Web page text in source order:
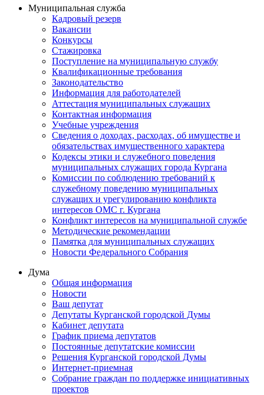
Муниципальная служба
Кадровый резерв
Вакансии
Конкурсы
Стажировка
Поступление на муниципальную службу
Квалификационные требования
Законодательство
Информация для работодателей
Аттестация муниципальных служащих
Контактная информация
Учебные учреждения
Сведения о доходах, расходах, об имуществе и
обязательствах имущественного характера
Кодексы этики и служебного поведения
муниципальных служащих города Кургана
Комиссии по соблюдению требований к
служебному поведению муниципальных
служащих и урегулированию конфликта
интересов ОМС г. Кургана
Конфликт интересов на муниципальной службе
Методические рекомендации
Памятка для муниципальных служащих
Новости Федерального Cобрания
Дума
Общая информация
Новости
Ваш депутат
Депутаты Курганской городской Думы
Кабинет депутата
График приема депутатов
Постоянные депутатские комиссии
Решения Курганской городской Думы
Интернет-приемная
Собрание граждан по поддержке инициативных
проектов